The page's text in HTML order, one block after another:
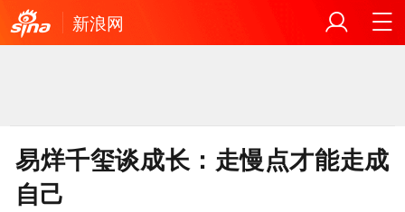
新浪网
易烊千玺谈成长：走慢点才能走成
自己